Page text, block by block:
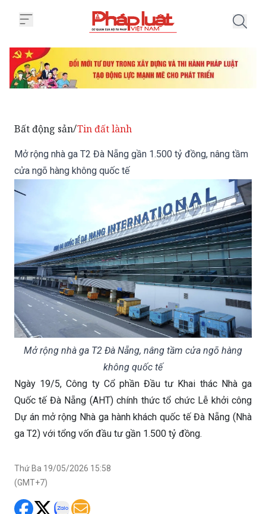
Bất động sản/Tin đất lành
Mở rộng nhà ga T2 Đà Nẵng gần 1.500 tỷ đồng, nâng tầm
cửa ngõ hàng không quốc tế
Mở rộng nhà ga T2 Đà Nẵng, nâng tầm cửa ngõ hàng
không quốc tế
Ngày 19/5, Công ty Cổ phần Đầu tư Khai thác Nhà ga
Quốc tế Đà Nẵng (AHT) chính thức tổ chức Lễ khởi công
Dự án mở rộng Nhà ga hành khách quốc tế Đà Nẵng (Nhà
ga T2) với tổng vốn đầu tư gần 1.500 tỷ đồng.
Thứ Ba 19/05/2026 15:58
(GMT+7)